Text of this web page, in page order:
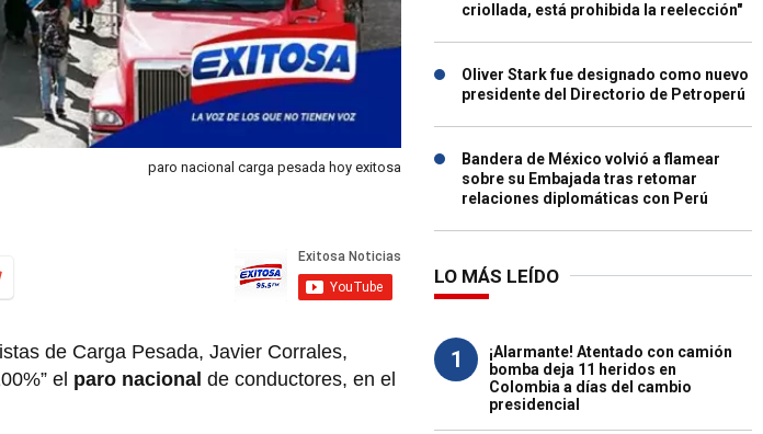
paro nacional carga pesada hoy exitosa
de Carga Pesada, Javier Corrales,
el paro nacional de conductores, en el
criollada, está prohibida la reelección"
Oliver Stark fue designado como nuevo
presidente del Directorio de Petroperú
Bandera de México volvió a flamear
sobre su Embajada tras retomar
relaciones diplomáticas con Perú
LO MÁS LEÍDO
1
¡Alarmante! Atentado con camión
bomba deja 11 heridos en
Colombia a días del cambio
presidencial